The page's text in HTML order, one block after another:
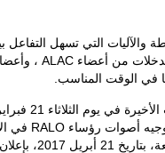
والآليات التي تسهل
من أعضاء ALAC ،
في الوقت المناسب.
أصوات رؤساء RALO في
وإكمالها قبل يوم 21 فبراير. من